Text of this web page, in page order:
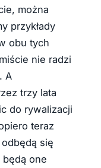
można
przykłady
obu tych
nie radzi
A
trzy lata
do rywalizacji
teraz
się
będą one